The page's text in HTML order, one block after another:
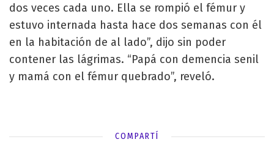
dos veces cada uno. Ella se rompió el fémur y
estuvo internada hasta hace dos semanas con él
en la habitación de al lado”, dijo sin poder
contener las lágrimas. “Papá con demencia senil
y mamá con el fémur quebrado”, reveló.
COMPARTÍ